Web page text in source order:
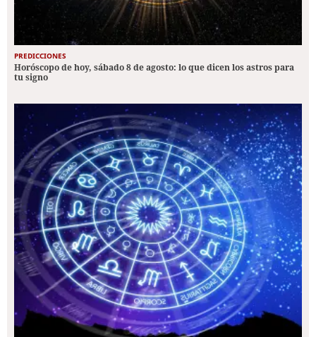
PREDICCIONES
Horóscopo de hoy, sábado 8 de agosto: lo que dicen los astros para
tu signo